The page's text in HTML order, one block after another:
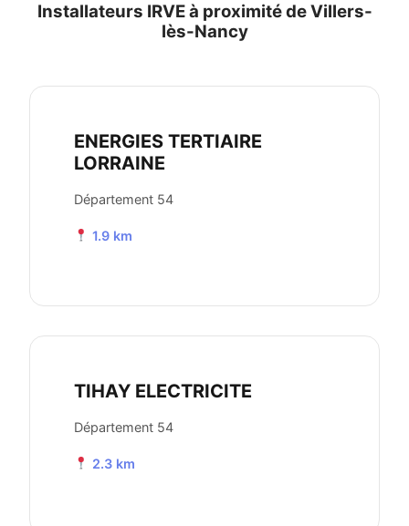
Installateurs IRVE à proximité de Villers-
lès-Nancy
ENERGIES TERTIAIRE
LORRAINE
Département 54
1.9 km
TIHAY ELECTRICITE
Département 54
2.3 km